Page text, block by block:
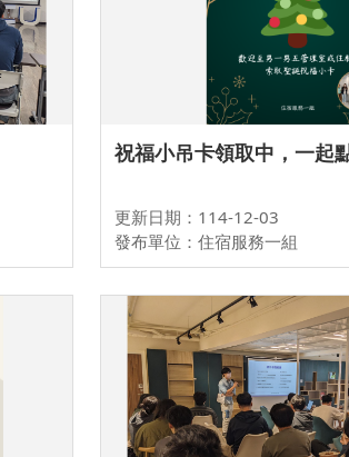
祝福小吊卡領取中，一起
更新日期：114-12-03
發布單位：住宿服務一組